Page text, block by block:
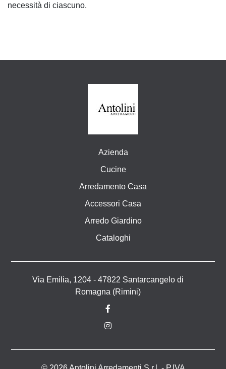
necessità di ciascuno.
Azienda
Cucine
Arredamento Casa
Accessori Casa
Arredo Giardino
Cataloghi
Via Emilia, 1204 - 47822 Santarcangelo di
Romagna (Rimini)